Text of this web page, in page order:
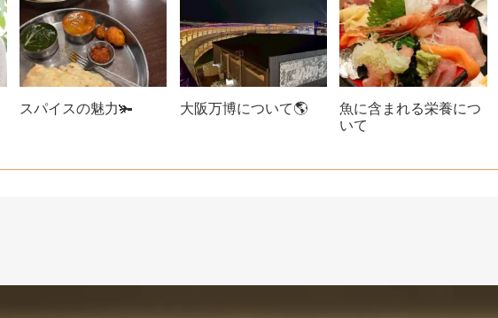
スパイスの魅力🫚 大阪万博について🌎
魚に含まれる栄養につ
いて